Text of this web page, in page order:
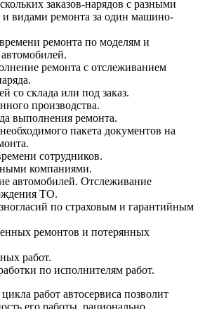
заказов-нарядов с разными
видами ремонта за один машино-
ремонта по моделям и
ремонта с отслеживанием
со склада или под заказ.
производства.
выполнения ремонта.
пакета документов на
сотрудников.
компаниями.
автомобилей. Отслеживание
ТО.
по страховым и гарантийным
ремонтов и потерянных
работ.
по исполнителям работ.
работ автосервиса позволит
его работы, рационально